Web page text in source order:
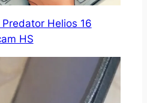
Helios 16
HS